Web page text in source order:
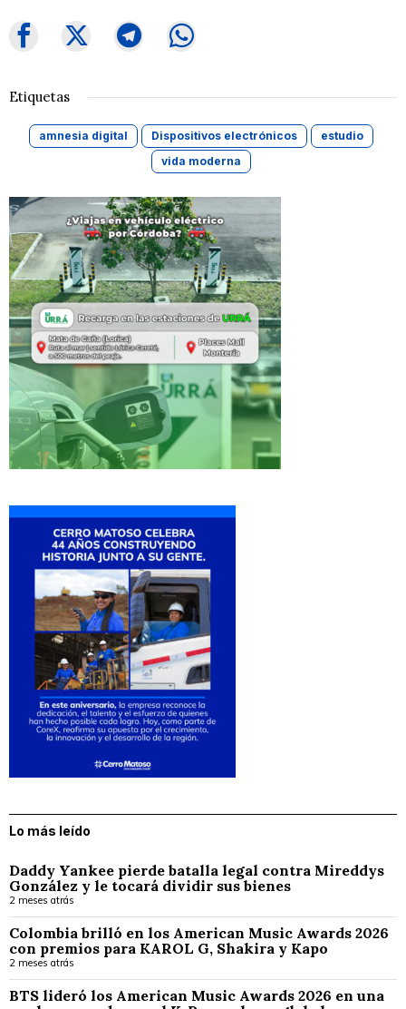
Etiquetas
amnesia digital Dispositivos electrónicos
estudio
vida moderna
Lo más leído
Daddy Yankee pierde batalla legal contra Mireddys
González y le tocará dividir sus bienes
2 meses atrás
Colombia brilló en los American Music Awards 2026
con premios para KAROL G, Shakira y Kapo
2 meses atrás
BTS lideró los American Music Awards 2026 en una